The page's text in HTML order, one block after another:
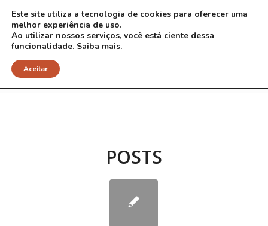
Arquivo para Tag: palestras
POSTS
Este site utiliza a tecnologia de cookies para oferecer uma
melhor experiência de uso.
Ao utilizar nossos serviços, você está ciente dessa
funcionalidade. Saiba mais.
Aceitar